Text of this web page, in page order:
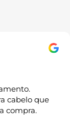
cabelo que
compra.